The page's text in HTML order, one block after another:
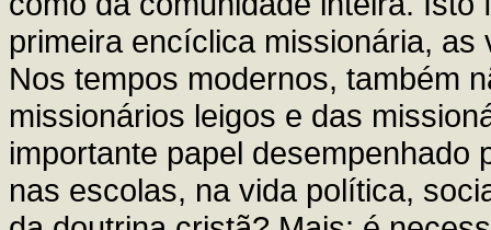
primeira encíclica missionária,
Nos tempos modernos, também
missionários leigos e das
importante papel
nas escolas, na vida política,